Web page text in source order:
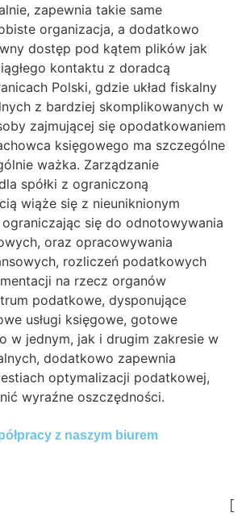
zapewnia takie same
organizacja, a dodatkowo
dostęp pod kątem plików jak
kontaktu z doradcą
Polski, gdzie układ fiskalny
z bardziej skomplikowanych w
zajmującej się opodatkowaniem
księgowego ma szczególne
ważka. Zarządzanie
spółki z ograniczoną
wiąże się z nieuniknionym
się do odnotowywania
oraz opracowywania
rozliczeń podatkowych
na rzecz organów
podatkowe, dysponujące
usługi księgowe, gotowe
w jednym, jak i drugim zakresie w
dodatkowo zapewnia
optymalizacji podatkowej,
wyraźne oszczędności.
z naszym biurem